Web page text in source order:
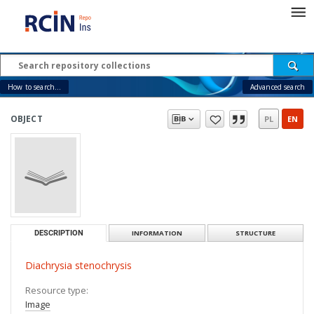
How to search... Advanced search
OBJECT PL EN
DESCRIPTION INFORMATION STRUCTURE
Diachrysia stenochrysis
Resource type:
Image